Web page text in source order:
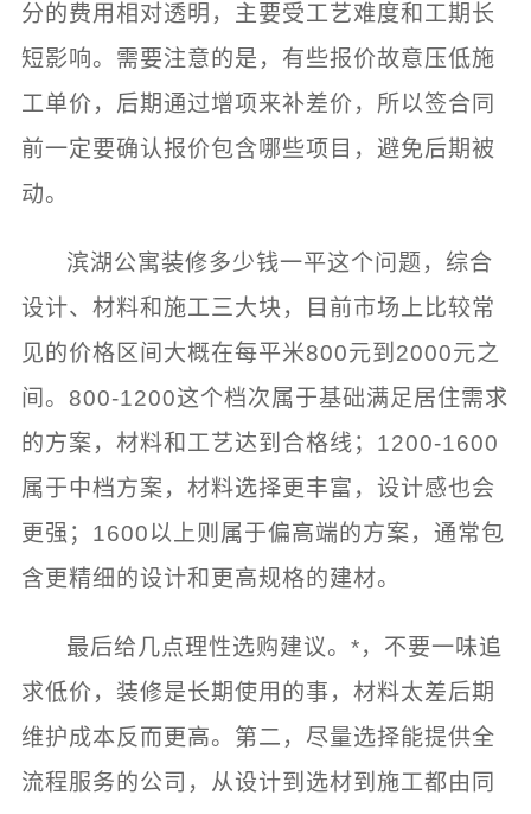
分的费用相对透明，主要受工艺难度和工期长
短影响。需要注意的是，有些报价故意压低施
工单价，后期通过增项来补差价，所以签合同
前一定要确认报价包含哪些项目，避免后期被
动。
滨湖公寓装修多少钱一平这个问题，综合
设计、材料和施工三大块，目前市场上比较常
见的价格区间大概在每平米800元到2000元之
间。800-1200这个档次属于基础满足居住需求
的方案，材料和工艺达到合格线；1200-1600
属于中档方案，材料选择更丰富，设计感也会
更强；1600以上则属于偏高端的方案，通常包
含更精细的设计和更高规格的建材。
最后给几点理性选购建议。*，不要一味追
求低价，装修是长期使用的事，材料太差后期
维护成本反而更高。第二，尽量选择能提供全
流程服务的公司，从设计到选材到施工都由同